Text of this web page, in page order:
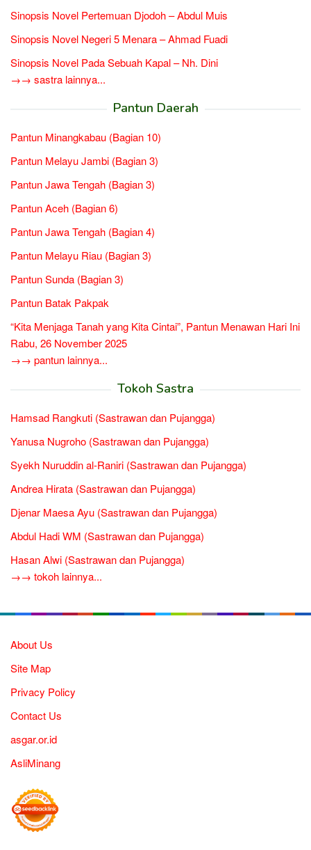
Sinopsis Novel Pertemuan Djodoh – Abdul Muis
Sinopsis Novel Negeri 5 Menara – Ahmad Fuadi
Sinopsis Novel Pada Sebuah Kapal – Nh. Dini
→→ sastra lainnya...
Pantun Daerah
Pantun Minangkabau (Bagian 10)
Pantun Melayu Jambi (Bagian 3)
Pantun Jawa Tengah (Bagian 3)
Pantun Aceh (Bagian 6)
Pantun Jawa Tengah (Bagian 4)
Pantun Melayu Riau (Bagian 3)
Pantun Sunda (Bagian 3)
Pantun Batak Pakpak
“Kita Menjaga Tanah yang Kita Cintai”, Pantun Menawan Hari Ini
Rabu, 26 November 2025
→→ pantun lainnya...
Tokoh Sastra
Hamsad Rangkuti (Sastrawan dan Pujangga)
Yanusa Nugroho (Sastrawan dan Pujangga)
Syekh Nuruddin al-Raniri (Sastrawan dan Pujangga)
Andrea Hirata (Sastrawan dan Pujangga)
Djenar Maesa Ayu (Sastrawan dan Pujangga)
Abdul Hadi WM (Sastrawan dan Pujangga)
Hasan Alwi (Sastrawan dan Pujangga)
→→ tokoh lainnya...
About Us
Site Map
Privacy Policy
Contact Us
asgar.or.id
AsliMinang